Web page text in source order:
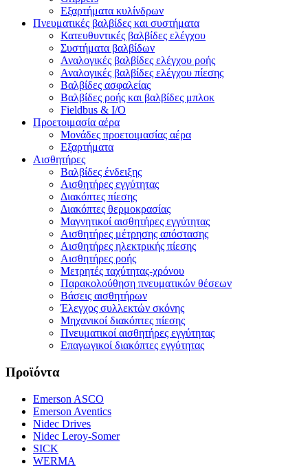
Εξαρτήματα κυλίνδρων
Πνευματικές βαλβίδες και συστήματα
Κατευθυντικές βαλβίδες ελέγχου
Συστήματα βαλβίδων
Αναλογικές βαλβίδες ελέγχου ροής
Αναλογικές βαλβίδες ελέγχου πίεσης
Βαλβίδες ασφαλείας
Βαλβίδες ροής και βαλβίδες μπλοκ
Fieldbus & Ι/Ο
Προετοιμασία αέρα
Μονάδες προετοιμασίας αέρα
Εξαρτήματα
Αισθητήρες
Βαλβίδες ένδειξης
Αισθητήρες εγγύτητας
Διακόπτες πίεσης
Διακόπτες θερμοκρασίας
Μαγνητικοί αισθητήρες εγγύτητας
Αισθητήρες μέτρησης απόστασης
Αισθητήρες ηλεκτρικής πίεσης
Αισθητήρες ροής
Μετρητές ταχύτητας-χρόνου
Παρακολούθηση πνευματικών θέσεων
Βάσεις αισθητήρων
Έλεγχος συλλεκτών σκόνης
Μηχανικοί διακόπτες πίεσης
Πνευματικοί αισθητήρες εγγύτητας
Επαγωγικοί διακόπτες εγγύτητας
Προϊόντα
Emerson ASCO
Emerson Aventics
Nidec Drives
Nidec Leroy-Somer
SICK
WERMA